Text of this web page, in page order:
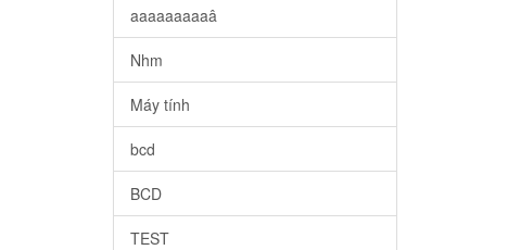
aaaaaaaaaâ
Nhm
Máy tính
bcd
BCD
TEST